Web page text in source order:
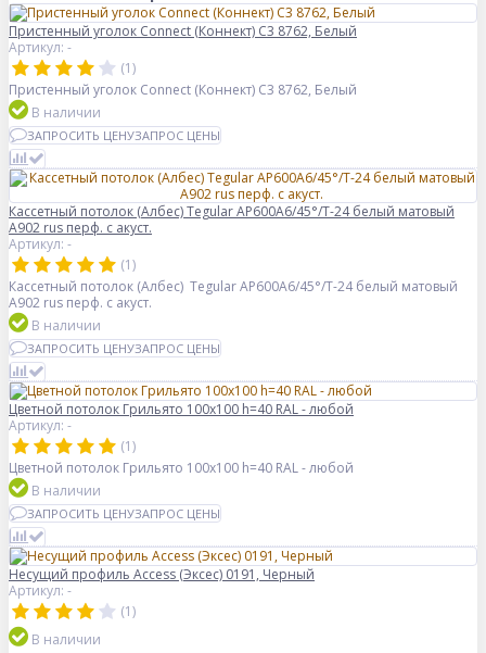
Пристенный уголок Connect (Коннект) С3 8762, Белый
Артикул: -
(1)
Пристенный уголок Connect (Коннект) С3 8762, Белый
В наличии
ЗАПРОСИТЬ ЦЕНУЗАПРОС ЦЕНЫ
Кассетный потолок (Албес) Tegular AP600A6/45°/Т-24 белый матовый
А902 rus перф. с акуст.
Артикул: -
(1)
Кассетный потолок (Албес) Tegular AP600A6/45°/Т-24 белый матовый
А902 rus перф. с акуст.
В наличии
ЗАПРОСИТЬ ЦЕНУЗАПРОС ЦЕНЫ
Цветной потолок Грильято 100x100 h=40 RAL - любой
Артикул: -
(1)
Цветной потолок Грильято 100x100 h=40 RAL - любой
В наличии
ЗАПРОСИТЬ ЦЕНУЗАПРОС ЦЕНЫ
Несущий профиль Access (Эксес) 0191, Черный
Артикул: -
(1)
В наличии